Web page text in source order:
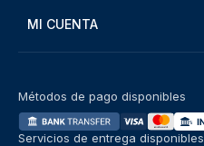
MI CUENTA
Métodos de pago disponibles
Servicios de entrega disponibles